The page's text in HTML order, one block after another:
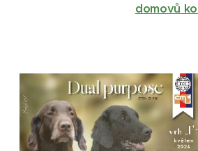
domovů